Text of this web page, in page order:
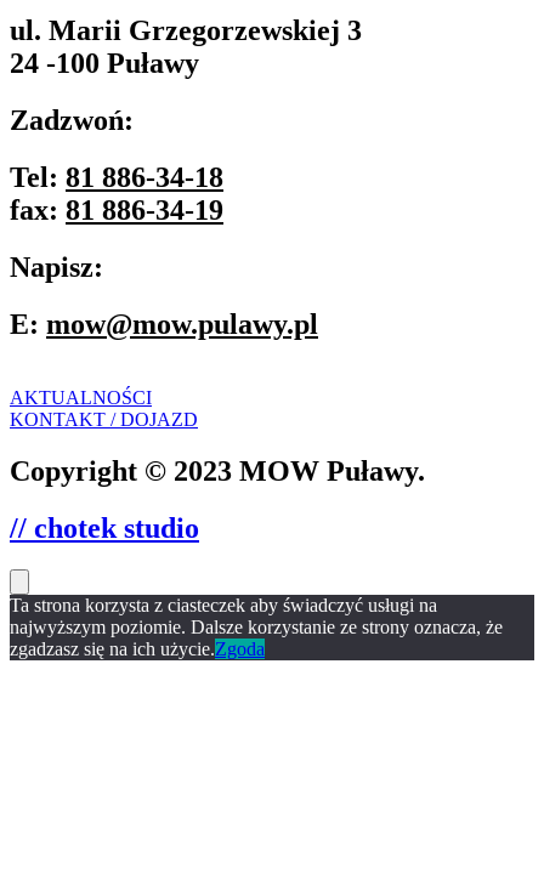
ul. Marii Grzegorzewskiej 3
24 -100 Puławy
Zadzwoń:
Tel: 81 886-34-18
fax: 81 886-34-19
Napisz:
E: mow@mow.pulawy.pl
AKTUALNOŚCI
KONTAKT / DOJAZD
Copyright © 2023 MOW Puławy.
// chotek studio
Ta strona korzysta z ciasteczek aby świadczyć usługi na
najwyższym poziomie. Dalsze korzystanie ze strony oznacza, że
zgadzasz się na ich użycie.Zgoda